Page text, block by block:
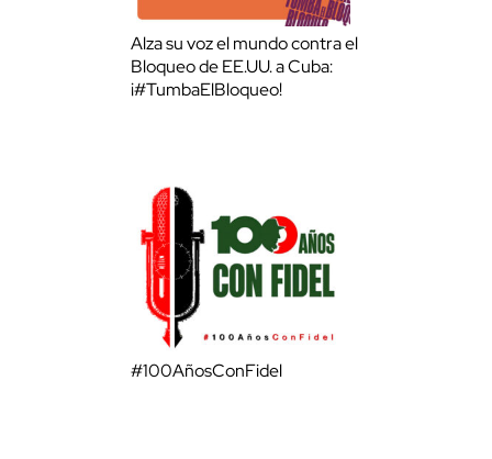
Alza su voz el mundo contra el
Bloqueo de EE.UU. a Cuba:
¡#TumbaElBloqueo!
#100AñosConFidel